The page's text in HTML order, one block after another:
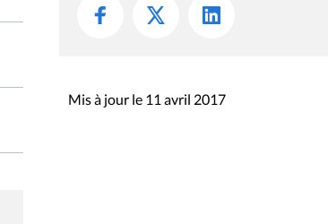
Mis à jour le 11 avril 2017